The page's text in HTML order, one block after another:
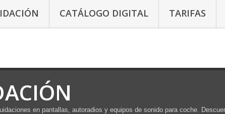
CATÁLOGO DIGITAL TARIFAS
en pantallas, autoradios y equipos de sonido para coche.